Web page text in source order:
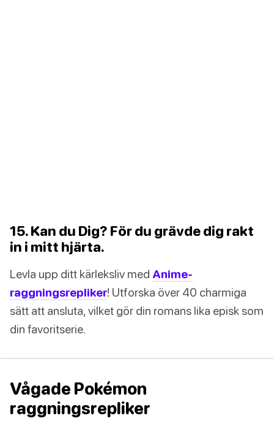
15. Kan du Dig? För du grävde dig rakt
in i mitt hjärta.
Levla upp ditt kärleksliv med Anime-
raggningsrepliker! Utforska över 40 charmiga
sätt att ansluta, vilket gör din romans lika episk som
din favoritserie.
Vågade Pokémon
raggningsrepliker